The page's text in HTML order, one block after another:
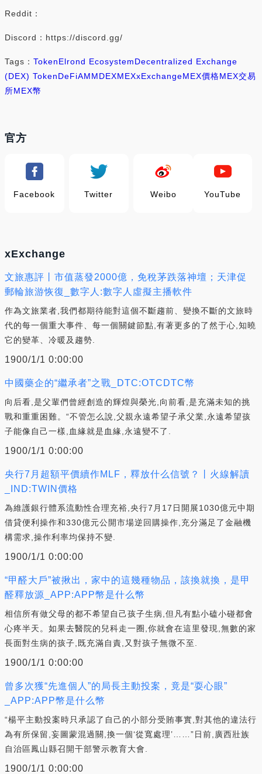
Reddit：
Discord：https://discord.gg/
Tags： TokenElrond EcosystemDecentralized Exchange
(DEX) TokenDeFiAMMDEXMEXxExchangeMEX價格MEX交易
所MEX幣
官方
Facebook Twitter Weibo YouTube
xExchange
文旅惠評丨市值蒸發2000億，免稅茅跌落神壇；天津促
郵輪旅游恢復_數字人:數字人虛擬主播軟件
作為文旅業者,我們都期待能對這個不斷趨前、變換不斷的文旅時
代的每一個重大事件、每一個關鍵節點,有著更多的了然于心,知曉
它的變革、冷暖及趨勢.
1900/1/1 0:00:00
中國藥企的“繼承者”之戰_DTC:OTCDTC幣
向后看,是父輩們曾經創造的輝煌與榮光,向前看,是充滿未知的挑
戰和重重困難。“不管怎么說,父親永遠希望子承父業,永遠希望孩
子能像自己一樣,血緣就是血緣,永遠變不了.
1900/1/1 0:00:00
央行7月超額平價續作MLF，釋放什么信號？丨火線解讀
_IND:TWIN價格
為維護銀行體系流動性合理充裕,央行7月17日開展1030億元中期
借貸便利操作和330億元公開市場逆回購操作,充分滿足了金融機
構需求,操作利率均保持不變.
1900/1/1 0:00:00
“甲醛大戶”被揪出，家中的這幾種物品，該換就換，是甲
醛釋放源_APP:APP幣是什么幣
相信所有做父母的都不希望自己孩子生病,但凡有點小磕小碰都會
心疼半天。如果去醫院的兒科走一圈,你就會在這里發現,無數的家
長面對生病的孩子,既充滿自責,又對孩子無微不至.
1900/1/1 0:00:00
曾多次獲“先進個人”的局長主動投案，竟是“耍心眼”
_APP:APP幣是什么幣
“楊平主動投案時只承認了自己的小部分受賄事實,對其他的違法行
為有所保留,妄圖蒙混過關,換一個‘從寬處理’……”日前,廣西壯族
自治區鳳山縣召開干部警示教育大會.
1900/1/1 0:00:00